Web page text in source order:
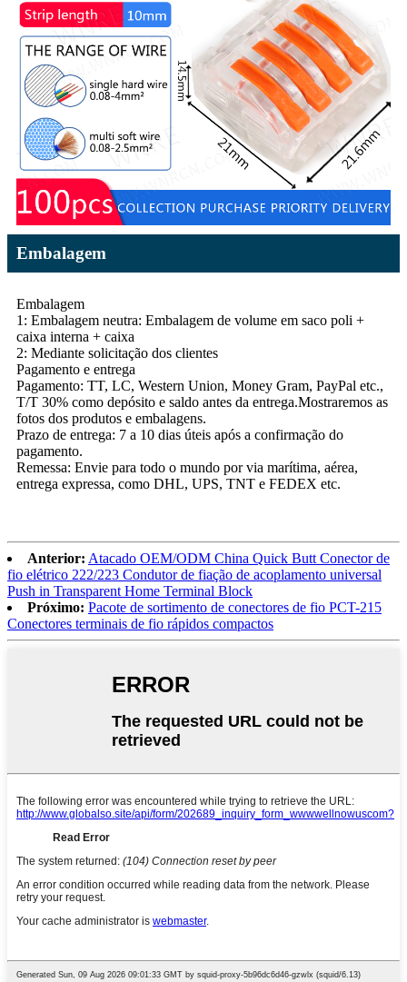
Embalagem
Embalagem
1: Embalagem neutra: Embalagem de volume em saco poli +
caixa interna + caixa
2: Mediante solicitação dos clientes
Pagamento e entrega
Pagamento: TT, LC, Western Union, Money Gram, PayPal etc.,
T/T 30% como depósito e saldo antes da entrega.Mostraremos as
fotos dos produtos e embalagens.
Prazo de entrega: 7 a 10 dias úteis após a confirmação do
pagamento.
Remessa: Envie para todo o mundo por via marítima, aérea,
entrega expressa, como DHL, UPS, TNT e FEDEX etc.
Anterior: Atacado OEM/ODM China Quick Butt Conector de
fio elétrico 222/223 Condutor de fiação de acoplamento universal
Push in Transparent Home Terminal Block
Próximo: Pacote de sortimento de conectores de fio PCT-215
Conectores terminais de fio rápidos compactos